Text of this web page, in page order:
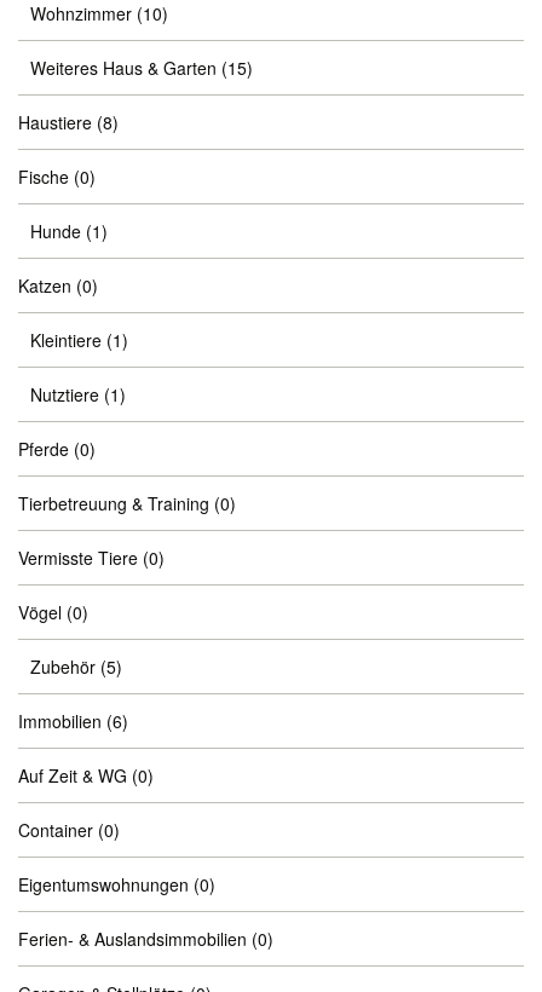
Wohnzimmer (10)
Weiteres Haus & Garten (15)
Haustiere (8)
Fische (0)
Hunde (1)
Katzen (0)
Kleintiere (1)
Nutztiere (1)
Pferde (0)
Tierbetreuung & Training (0)
Vermisste Tiere (0)
Vögel (0)
Zubehör (5)
Immobilien (6)
Auf Zeit & WG (0)
Container (0)
Eigentumswohnungen (0)
Ferien- & Auslandsimmobilien (0)